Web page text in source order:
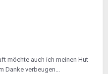
möchte auch ich meinen Hut
Danke verbeugen...